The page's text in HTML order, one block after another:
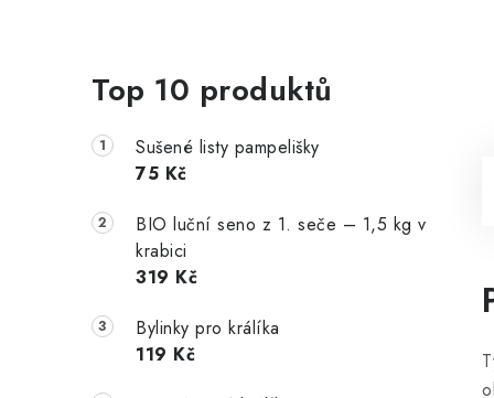
Top 10 produktů
Sušené listy pampelišky
75 Kč
BIO luční seno z 1. seče – 1,5 kg v
krabici
319 Kč
Bylinky pro králíka
119 Kč